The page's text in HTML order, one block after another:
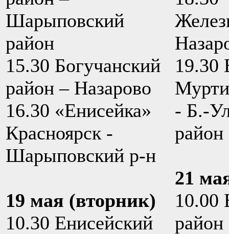
Шарыповский
район
15.30 Богучанский
район – Назарово
16.30 «Енисейка»
Красноярск -
Шарыповский р-н
19 мая (вторник)
10.30 Енисейский
19.30
- Б.-
район
21
10.00
район